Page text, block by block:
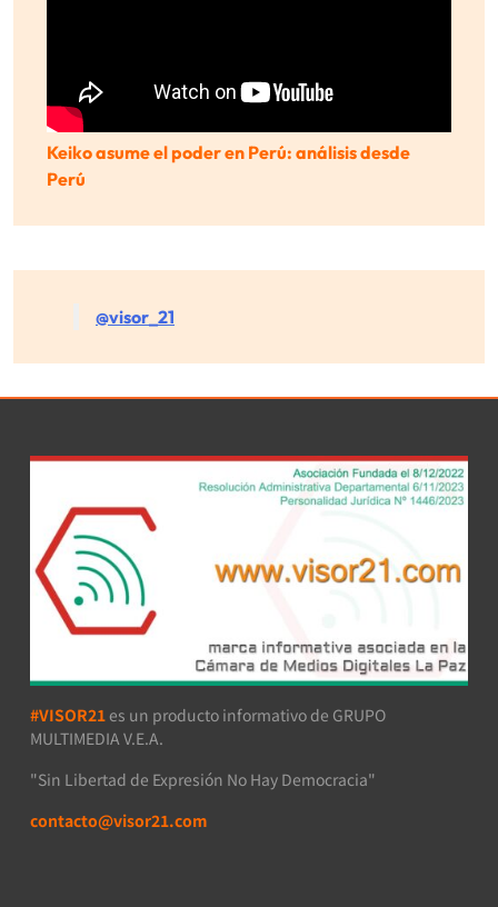
Keiko asume el poder en Perú: análisis desde
Perú
@visor_21
#VISOR21 es un producto informativo de GRUPO
MULTIMEDIA V.E.A.
"Sin Libertad de Expresión No Hay Democracia"
contacto@visor21.com